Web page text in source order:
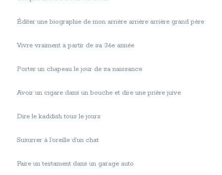
Éditer une biographie de mon arrière arrière arrière grand père
Vivre vraiment à partir de sa 36e année
Porter un chapeau le jour de sa naissance
Avoir un cigare dans un bouche et dire une prière juive
Dire le kaddish tous le jours
Susurrer à l’oreille d’un chat
Faire un testament dans un garage auto